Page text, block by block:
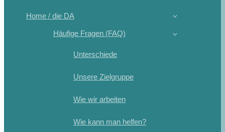
Home / die DA
Häufige Fragen (FAQ)
Unterschiede
Unsere Zielgruppe
Wie wir arbeiten
Wie kann man helfen?